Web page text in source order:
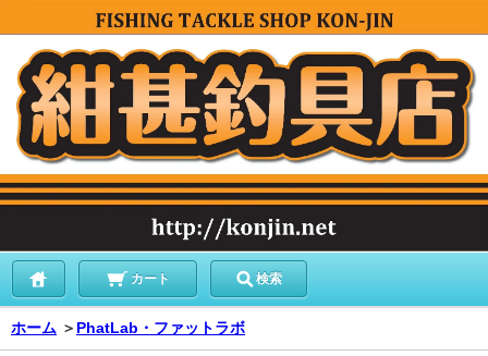
カート 検索
ホーム ＞ PhatLab・ファットラボ